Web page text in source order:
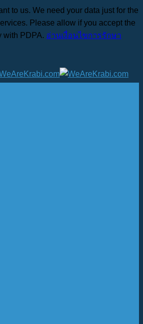
to us. We need your data just for the
Please allow if you accept the
with PDPA. อ่านเงื่อนไขการรักษา